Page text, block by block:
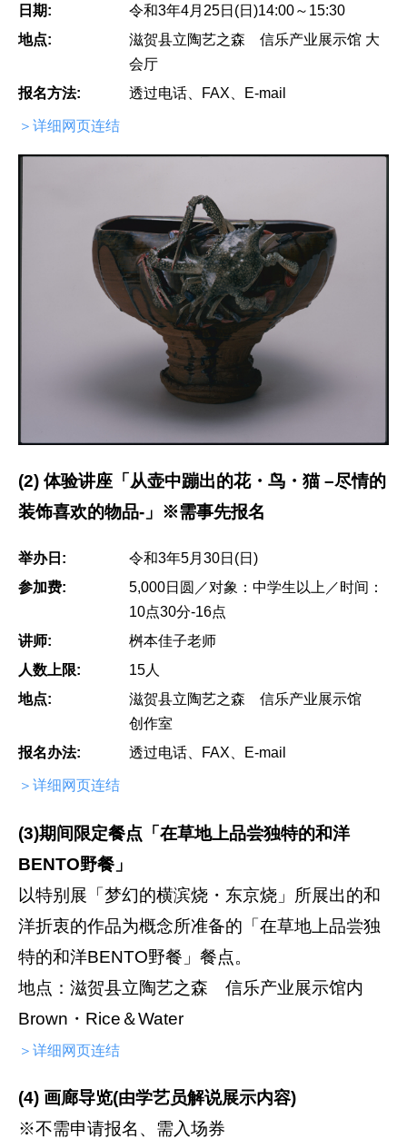
日期:
令和3年4月25日(日)14:00～15:30
地点:
滋贺县立陶艺之森 信乐产业展示馆 大
会厅
报名方法:
透过电话、FAX、E-mail
＞详细网页连结
(2) 体验讲座「从壶中蹦出的花・鸟・猫 –尽情的
装饰喜欢的物品-」※需事先报名
举办日:
令和3年5月30日(日)
参加费:
5,000日圆／对象：中学生以上／时间：
10点30分-16点
讲师:
桝本佳子老师
人数上限:
15人
地点:
滋贺县立陶艺之森 信乐产业展示馆
创作室
报名办法:
透过电话、FAX、E-mail
＞详细网页连结
(3)期间限定餐点「在草地上品尝独特的和洋
BENTO野餐」
以特别展「梦幻的横滨烧・东京烧」所展出的和
洋折衷的作品为概念所准备的「在草地上品尝独
特的和洋BENTO野餐」餐点。
地点：滋贺县立陶艺之森 信乐产业展示馆内
Brown・Rice＆Water
＞详细网页连结
(4) 画廊导览(由学艺员解说展示内容)
※不需申请报名、需入场券